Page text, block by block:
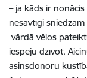
– ja kāds ir
nesavtīgi
vārdā vēlos
iespēju dzīvot.
asinsdonoru